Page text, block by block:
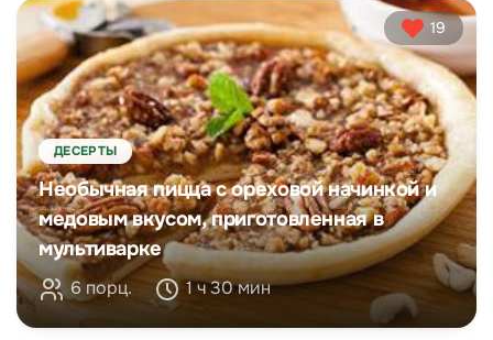
19
ДЕСЕРТЫ
Необычная пицца с ореховой начинкой и
медовым вкусом, приготовленная в
мультиварке
6 порц. 1 ч 30 мин